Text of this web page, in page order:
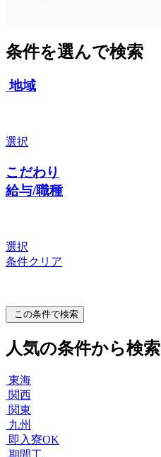
条件を選んで検索
地域
選択
こだわり
給与/職種
選択
条件クリア
この条件で検索
人気の条件から検索
東海
関西
関東
九州
即入寮OK